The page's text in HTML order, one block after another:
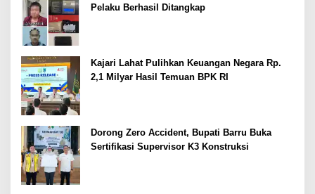
Pelaku Berhasil Ditangkap
Kajari Lahat Pulihkan Keuangan Negara Rp.
2,1 Milyar Hasil Temuan BPK RI
Dorong Zero Accident, Bupati Barru Buka
Sertifikasi Supervisor K3 Konstruksi